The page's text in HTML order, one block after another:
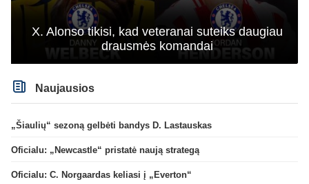
X. Alonso tikisi, kad veteranai suteiks daugiau
drausmės komandai
Naujausios
„Šiaulių“ sezoną gelbėti bandys D. Lastauskas
Oficialu: „Newcastle“ pristatė naują strategą
Oficialu: C. Norgaardas keliasi į „Everton“